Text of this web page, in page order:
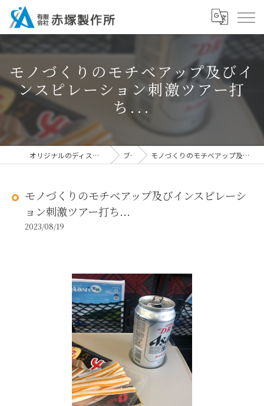
モノづくりのモチベアップ及びイ
ンスピレーション刺激ツアー打
ち...
オリジナルのディスプレイなら有限会社赤塚製作所 ブログ モノづくりのモチベアップ及びインスピレーション刺激ツアー打ち...
モノづくりのモチベアップ及びインスピレーシ
ョン刺激ツアー打ち...
2023/08/19